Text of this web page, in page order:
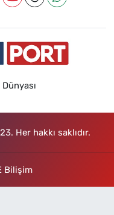
Her hakkı saklıdır.
Bilişim